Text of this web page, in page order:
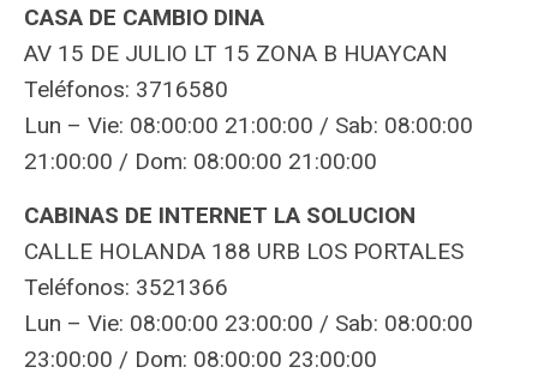
CASA DE CAMBIO DINA
AV 15 DE JULIO LT 15 ZONA B HUAYCAN
Teléfonos: 3716580
Lun – Vie: 08:00:00 21:00:00 / Sab: 08:00:00
21:00:00 / Dom: 08:00:00 21:00:00
CABINAS DE INTERNET LA SOLUCION
CALLE HOLANDA 188 URB LOS PORTALES
Teléfonos: 3521366
Lun – Vie: 08:00:00 23:00:00 / Sab: 08:00:00
23:00:00 / Dom: 08:00:00 23:00:00